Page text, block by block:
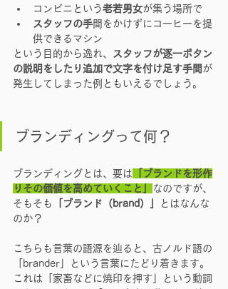
コンビニという老若男女が集う場所で
スタッフの手間をかけずにコーヒーを提
供できるマシン
という目的から逸れ、
スタッフが逐一ボタン
の説明をしたり追加で文字を付け足す手間 が
発生してしまった例ともいえるでしょう。
ブランディングって何？
ブランディングとは、要は 「ブランドを形作
りその価値を高めていくこと」
なのですが、
そもそも
「ブランド（brand）」
とはなんな
のか？
こちらも言葉の語源を辿ると、古ノルド語の
「brander」という言葉にたどり着きます。
これは「家畜などに焼印を押す」という動詞